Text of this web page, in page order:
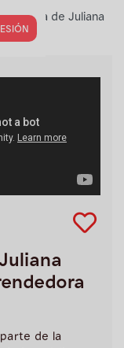
historia de Juliana
de la